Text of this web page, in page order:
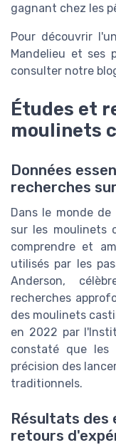
gagnant chez les
Pour découvrir
Mandelieu et ses
consulter notre
Études et
moulinets
Données
recherches
Dans le monde
sur les moulinets
comprendre et
utilisés par les
Anderson,
recherches
des moulinets
en 2022 par
constaté que les
précision des
traditionnels.
Résultats des
retours